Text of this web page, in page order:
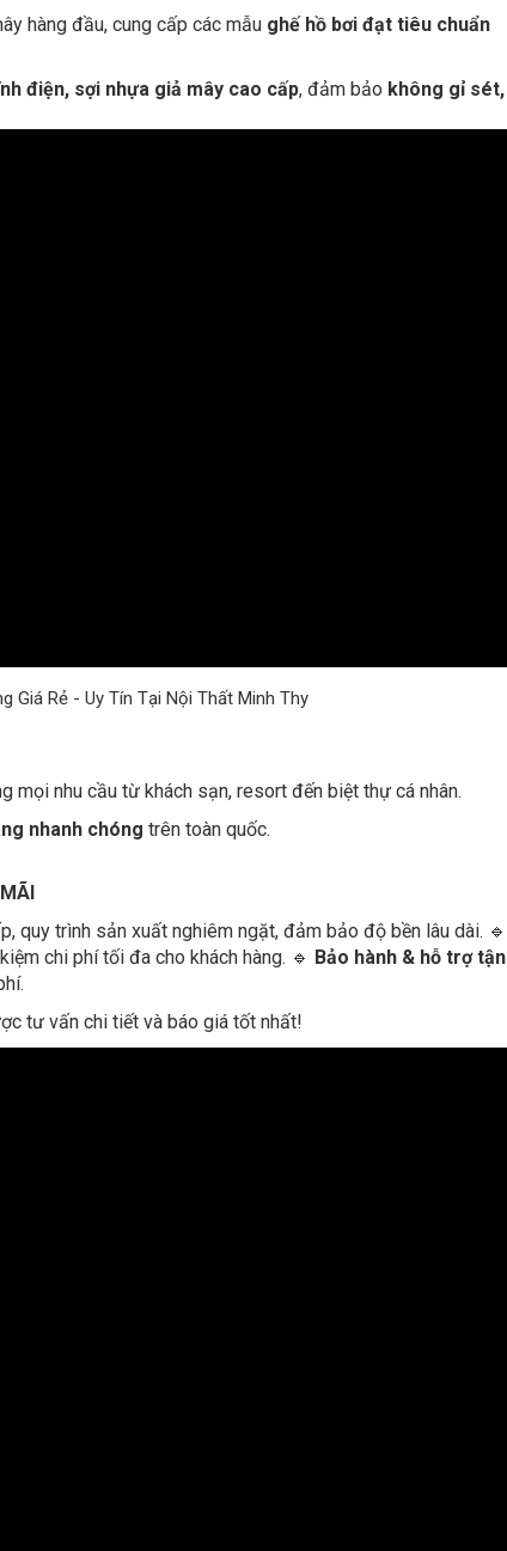
hàng đầu, cung cấp các mẫu ghế hồ bơi đạt tiêu chuẩn
điện, sợi nhựa giả mây cao cấp, đảm bảo không gỉ sét,
Giá Rẻ - Uy Tín Tại Nội Thất Minh Thy
mọi nhu cầu từ khách sạn, resort đến biệt thự cá nhân.
nhanh chóng trên toàn quốc.
quy trình sản xuất nghiêm ngặt, đảm bảo độ bền lâu dài. 🔹
chi phí tối đa cho khách hàng. 🔹 Bảo hành & hỗ trợ tận
tư vấn chi tiết và báo giá tốt nhất!